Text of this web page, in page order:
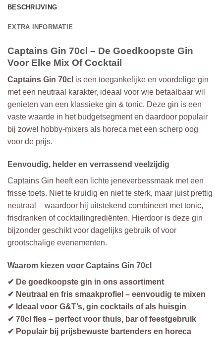
BESCHRIJVING
EXTRA INFORMATIE
Captains Gin 70cl – De Goedkoopste Gin
Voor Elke Mix Of Cocktail
Captains Gin 70cl is een toegankelijke en voordelige gin
met een neutraal karakter, ideaal voor wie betaalbaar wil
genieten van een klassieke gin & tonic. Deze gin is een
vaste waarde in het budgetsegment en daardoor populair
bij zowel hobby-mixers als horeca met een scherp oog
voor de prijs.
Eenvoudig, helder en verrassend veelzijdig
Captains Gin heeft een lichte jeneverbessmaak met een
frisse toets. Niet te kruidig en niet te sterk, maar juist prettig
neutraal – waardoor hij uitstekend combineert met tonic,
frisdranken of cocktailingrediënten. Hierdoor is deze gin
bijzonder geschikt voor dagelijks gebruik of voor
grootschalige evenementen.
Waarom kiezen voor Captains Gin 70cl
✔ De goedkoopste gin in ons assortiment
✔ Neutraal en fris smaakprofiel – eenvoudig te mixen
✔ Ideaal voor G&T’s, gin cocktails of als huisgin
✔ 70cl fles – perfect voor thuis, bar of feestgebruik
✔ Populair bij prijsbewuste bartenders en horeca